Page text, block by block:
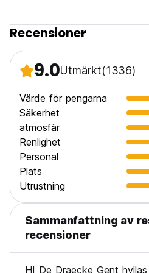
Recensioner
9.0Utmärkt(1336)
Värde för pengarna
Säkerhet
atmosfär
Renlighet
Personal
Plats
Utrustning
Sammanfattning av
recensioner
HI De Draecke Gent